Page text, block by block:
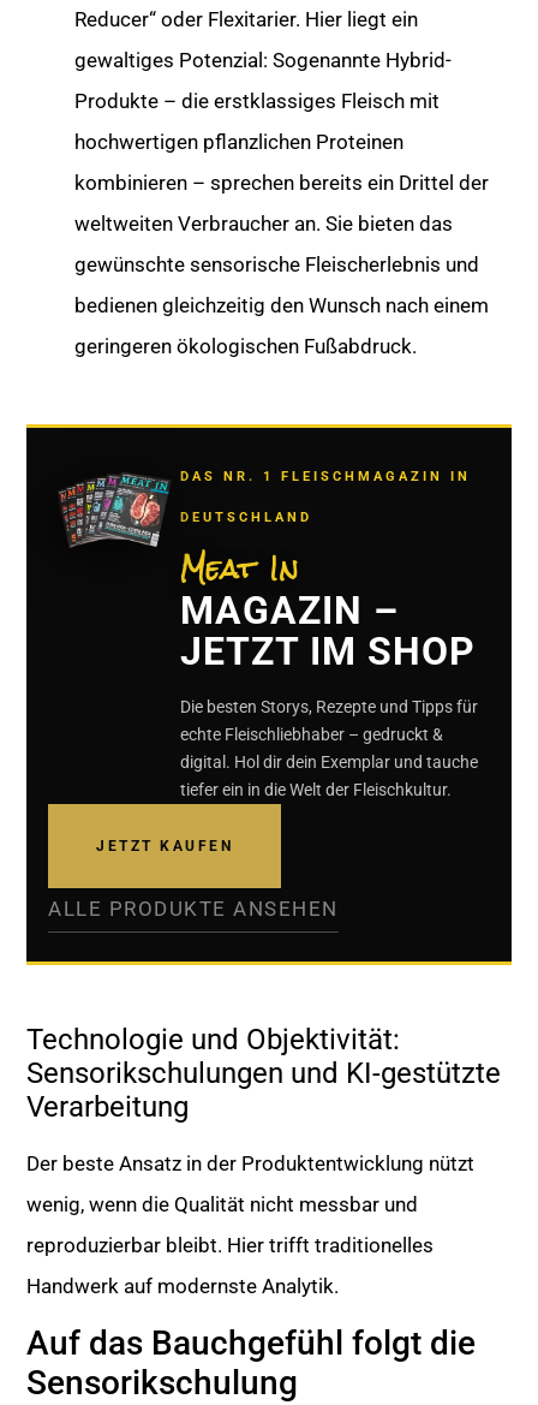
Reducer“ oder Flexitarier. Hier liegt ein
gewaltiges Potenzial: Sogenannte Hybrid-
Produkte – die erstklassiges Fleisch mit
hochwertigen pflanzlichen Proteinen
kombinieren – sprechen bereits ein Drittel der
weltweiten Verbraucher an. Sie bieten das
gewünschte sensorische Fleischerlebnis und
bedienen gleichzeitig den Wunsch nach einem
geringeren ökologischen Fußabdruck.
DAS NR. 1 FLEISCHMAGAZIN IN
DEUTSCHLAND
Meat In
MAGAZIN –
JETZT IM SHOP
Die besten Storys, Rezepte und Tipps für
echte Fleischliebhaber – gedruckt &
digital. Hol dir dein Exemplar und tauche
tiefer ein in die Welt der Fleischkultur.
JETZT KAUFEN
ALLE PRODUKTE ANSEHEN
Technologie und Objektivität:
Sensorikschulungen und KI-gestützte
Verarbeitung
Der beste Ansatz in der Produktentwicklung nützt
wenig, wenn die Qualität nicht messbar und
reproduzierbar bleibt. Hier trifft traditionelles
Handwerk auf modernste Analytik.
Auf das Bauchgefühl folgt die
Sensorikschulung